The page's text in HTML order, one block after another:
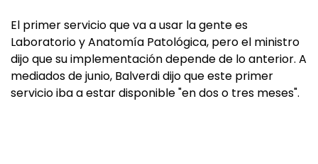
El primer servicio que va a usar la gente es
Laboratorio y Anatomía Patológica, pero el ministro
dijo que su implementación depende de lo anterior. A
mediados de junio, Balverdi dijo que este primer
servicio iba a estar disponible "en dos o tres meses".